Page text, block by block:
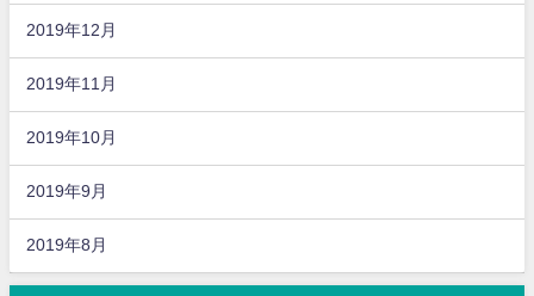
2019年12月
2019年11月
2019年10月
2019年9月
2019年8月